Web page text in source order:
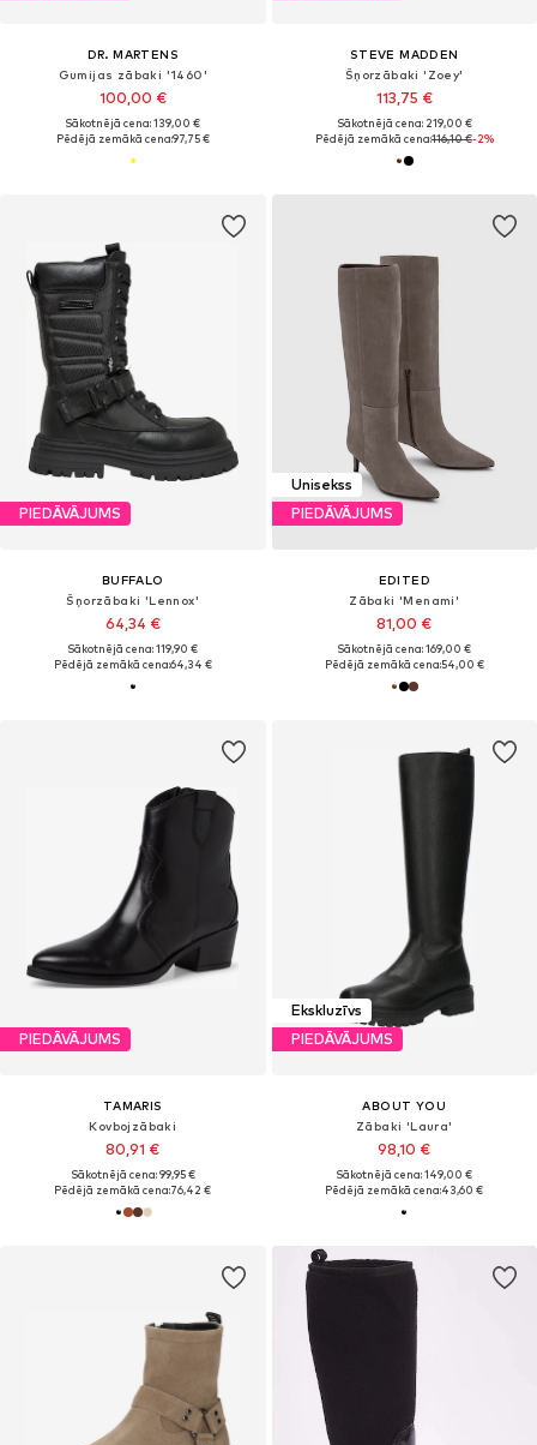
DR. MARTENS
Gumijas zābaki '1460'
100,00 €
Sākotnējā cena: 139,00 €
Pēdējā zemākā cena:97,75 €
STEVE MADDEN
Šņorzābaki 'Zoey'
113,75 €
Sākotnējā cena: 219,00 €
Pēdējā zemākā cena:116,10 €-2%
PIEDĀVĀJUMS
BUFFALO
Šņorzābaki 'Lennox'
64,34 €
Sākotnējā cena: 119,90 €
Pēdējā zemākā cena:64,34 €
Unisekss
PIEDĀVĀJUMS
EDITED
Zābaki 'Menami'
81,00 €
Sākotnējā cena: 169,00 €
Pēdējā zemākā cena:54,00 €
PIEDĀVĀJUMS
TAMARIS
Kovbojzābaki
80,91 €
Sākotnējā cena: 99,95 €
Pēdējā zemākā cena:76,42 €
Ekskluzīvs
PIEDĀVĀJUMS
ABOUT YOU
Zābaki 'Laura'
98,10 €
Sākotnējā cena: 149,00 €
Pēdējā zemākā cena:43,60 €